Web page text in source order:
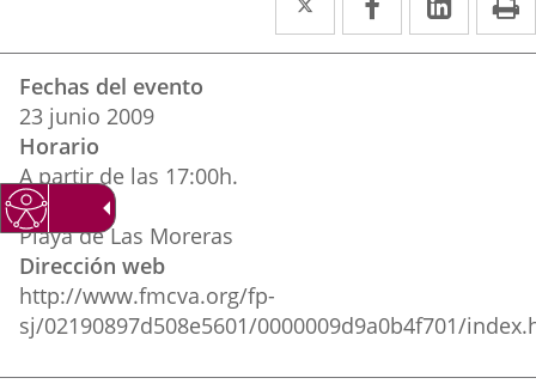
a
a
a
del
evento
Fechas del evento
23 junio 2009
Horario
A partir de las 17:00h.
Lugar
Playa de Las Moreras
Dirección web
http://www.fmcva.org/fp-
sj/02190897d508e5601/0000009d9a0b4f701/